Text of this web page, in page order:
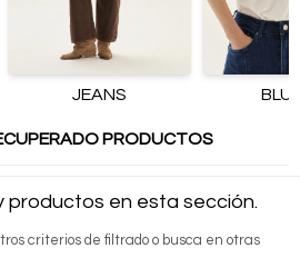
JEANS
PRODUCTOS
productos en esta sección.
criterios de filtrado o busca en otras